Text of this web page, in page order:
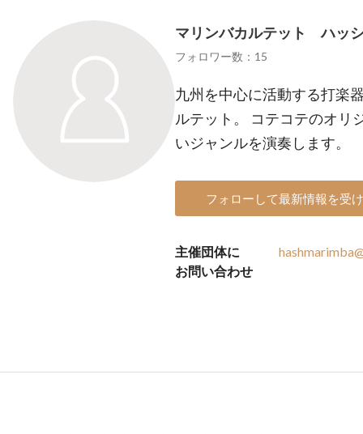
マリンバカルテット ハッ
フォロワー数：15
九州を中心に活動する打楽
ルテット。 コテコテのオリ
いジャンルを演奏します。
フォローして最新情報を受
主催団体に
お問い合わせ